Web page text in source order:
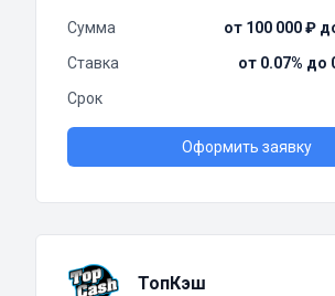
Сумма
от 100 000 ₽
Ставка
от 0.07% до
Срок
Оформить заявку
ТопКэш